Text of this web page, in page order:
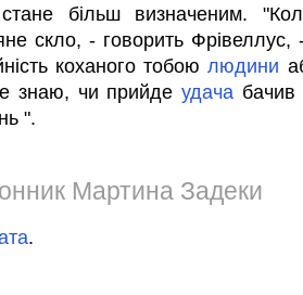
більш визначеним.
скло, - говорить Фрівеллус,
коханого тобоюлюдини
знаю, чи прийдеудача бачив
".
Мартина Задеки
.